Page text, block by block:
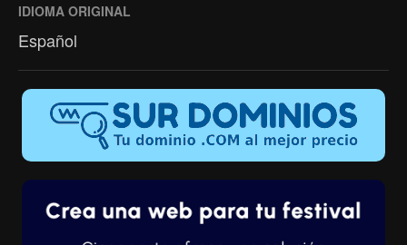
IDIOMA ORIGINAL
Español